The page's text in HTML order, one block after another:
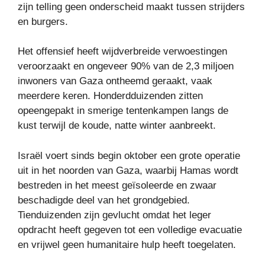
zijn telling geen onderscheid maakt tussen strijders
en burgers.
Het offensief heeft wijdverbreide verwoestingen
veroorzaakt en ongeveer 90% van de 2,3 miljoen
inwoners van Gaza ontheemd geraakt, vaak
meerdere keren. Honderdduizenden zitten
opeengepakt in smerige tentenkampen langs de
kust terwijl de koude, natte winter aanbreekt.
Israël voert sinds begin oktober een grote operatie
uit in het noorden van Gaza, waarbij Hamas wordt
bestreden in het meest geïsoleerde en zwaar
beschadigde deel van het grondgebied.
Tienduizenden zijn gevlucht omdat het leger
opdracht heeft gegeven tot een volledige evacuatie
en vrijwel geen humanitaire hulp heeft toegelaten.